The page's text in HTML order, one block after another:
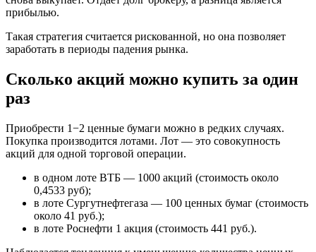
прибылью.
Такая стратегия считается рискованной, но она позволяет
заработать в периоды падения рынка.
Сколько акций можно купить за один
раз
Приобрести 1−2 ценные бумаги можно в редких случаях.
Покупка производится лотами. Лот — это совокупность
акций для одной торговой операции.
в одном лоте ВТБ — 1000 акций (стоимость около
0,4533 руб);
в лоте Сургутнефтегаза — 100 ценных бумаг (стоимость
около 41 руб.);
в лоте Роснефти 1 акция (стоимость 441 руб.).